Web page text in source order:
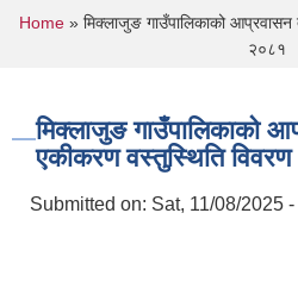
You are here
Home » मिक्लाजुङ गाउँपालिकाको
२०८१
मिक्लाजुङ गाउँपालिकाको
एकीकरण वस्तुस्थिति
Submitted on: Sat, 11/08/2025